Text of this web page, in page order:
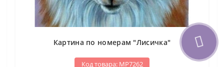
Картина по номерам "Лисичка"
Код товара: МР7262